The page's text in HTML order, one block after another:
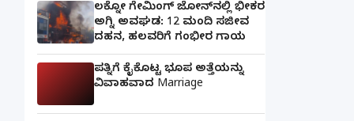
ಲಕ್ನೋ ಗೇಮಿಂಗ್ ಜೋನ್‌ನಲ್ಲಿ ಭೀಕರ
ಅಗ್ನಿ ಅವಘಡ: 12 ಮಂದಿ ಸಜೀವ
ದಹನ, ಹಲವರಿಗೆ ಗಂಭೀರ ಗಾಯ
ಪತ್ನಿಗೆ ಕೈಕೊಟ್ಟ ಭೂಪ ಅತ್ತೆಯನ್ನು
ವಿವಾಹವಾದ Marriage